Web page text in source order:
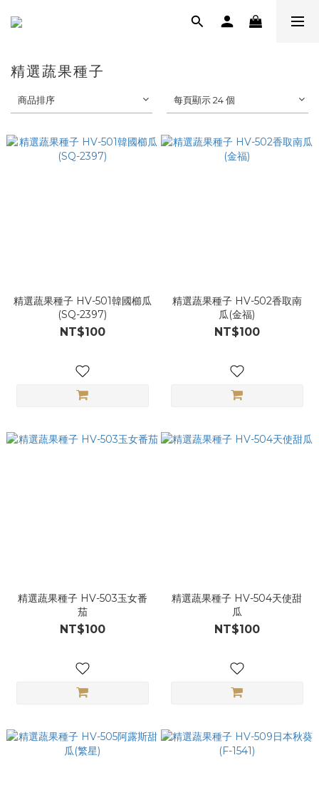
精選蔬果種子
商品排序 每頁顯示 24 個
精選蔬果種子 HV-501韓國櫛瓜
(SQ-2397)
NT$100
精選蔬果種子 HV-502香取南
瓜(金福)
NT$100
精選蔬果種子 HV-503玉女番
茄
NT$100
精選蔬果種子 HV-504天使甜
瓜
NT$100